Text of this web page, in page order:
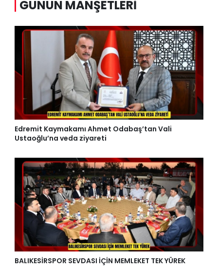
GÜNÜN MANŞETLERI
Edremit Kaymakamı Ahmet Odabaş’tan Vali
Ustaoğlu’na veda ziyareti
BALIKESİRSPOR SEVDASI İÇİN MEMLEKET TEK YÜREK